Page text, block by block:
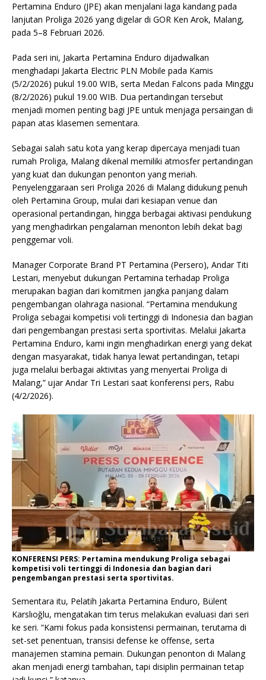
Pertamina Enduro (JPE) akan menjalani laga kandang pada
lanjutan Proliga 2026 yang digelar di GOR Ken Arok, Malang,
pada 5–8 Februari 2026.
Pada seri ini, Jakarta Pertamina Enduro dijadwalkan
menghadapi Jakarta Electric PLN Mobile pada Kamis
(5/2/2026) pukul 19.00 WIB, serta Medan Falcons pada Minggu
(8/2/2026) pukul 19.00 WIB. Dua pertandingan tersebut
menjadi momen penting bagi JPE untuk menjaga persaingan di
papan atas klasemen sementara.
Sebagai salah satu kota yang kerap dipercaya menjadi tuan
rumah Proliga, Malang dikenal memiliki atmosfer pertandingan
yang kuat dan dukungan penonton yang meriah.
Penyelenggaraan seri Proliga 2026 di Malang didukung penuh
oleh Pertamina Group, mulai dari kesiapan venue dan
operasional pertandingan, hingga berbagai aktivasi pendukung
yang menghadirkan pengalaman menonton lebih dekat bagi
penggemar voli.
Manager Corporate Brand PT Pertamina (Persero), Andar Titi
Lestari, menyebut dukungan Pertamina terhadap Proliga
merupakan bagian dari komitmen jangka panjang dalam
pengembangan olahraga nasional. “Pertamina mendukung
Proliga sebagai kompetisi voli tertinggi di Indonesia dan bagian
dari pengembangan prestasi serta sportivitas. Melalui Jakarta
Pertamina Enduro, kami ingin menghadirkan energi yang dekat
dengan masyarakat, tidak hanya lewat pertandingan, tetapi
juga melalui berbagai aktivitas yang menyertai Proliga di
Malang,” ujar Andar Tri Lestari saat konferensi pers, Rabu
(4/2/2026).
KONFERENSI PERS: Pertamina mendukung Proliga sebagai
kompetisi voli tertinggi di Indonesia dan bagian dari
pengembangan prestasi serta sportivitas.
Sementara itu, Pelatih Jakarta Pertamina Enduro, Bülent
Karslıoğlu, mengatakan tim terus melakukan evaluasi dari seri
ke seri. “Kami fokus pada konsistensi permainan, terutama di
set-set penentuan, transisi defense ke offense, serta
manajemen stamina pemain. Dukungan penonton di Malang
akan menjadi energi tambahan, tapi disiplin permainan tetap